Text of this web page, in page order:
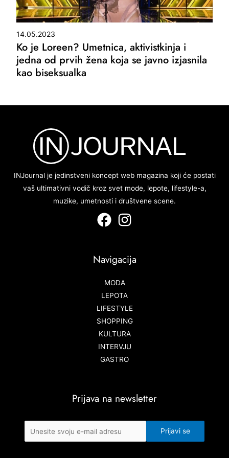
14.05.2023
Ko je Loreen? Umetnica, aktivistkinja i
jedna od prvih žena koja se javno izjasnila
kao biseksualka
INJournal je jedinstveni koncept web magazina koji će postati
vaš ultimativni vodič kroz svet mode, lepote, lifestyle-a,
muzike, umetnosti i društvene scene.
Navigacija
MODA
LEPOTA
LIFESTYLE
SHOPPING
KULTURA
INTERVJU
GASTRO
Prijava na newsletter